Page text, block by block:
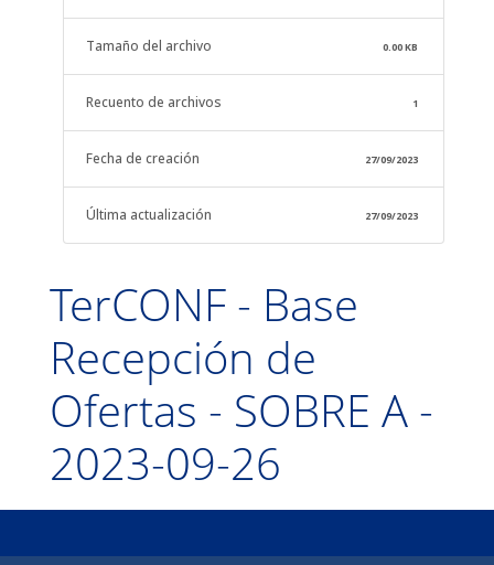
Tamaño del archivo 0.00 KB
Recuento de archivos 1
Fecha de creación 27/09/2023
Última actualización 27/09/2023
TerCONF - Base
Recepción de
Ofertas - SOBRE A -
2023-09-26